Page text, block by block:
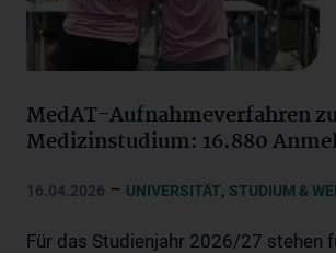
MedAT-Aufnahmeverfahren
Medizinstudium: 16.880
16.04.2026 – UNIVERSITÄT, STUDIUM &
Für das Studienjahr 2026/27 stehen